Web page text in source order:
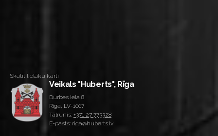
Skatīt lielāku karti
Veikals "Huberts", Rīga
Durbes iela 8
Rīga, LV-1007
Tālrunis: +371 27 773328
E-pasts: riga@huberts.lv